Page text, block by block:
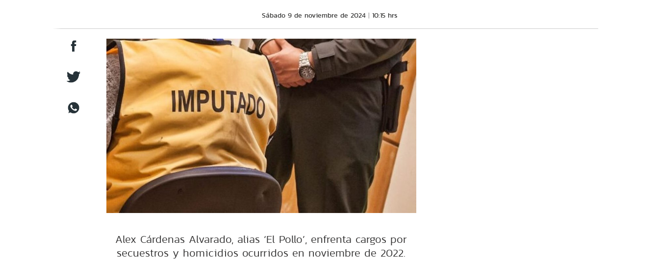
Sábado 9 de noviembre de 2024 10:15 hrs
Alex Cárdenas Alvarado, alias ‘El Pollo’, enfrenta cargos por
secuestros y homicidios ocurridos en noviembre de 2022.